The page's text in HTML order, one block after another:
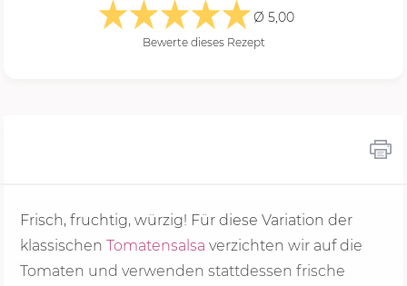
Ø 5,00
Bewerte dieses Rezept
Frisch, fruchtig, würzig! Für diese Variation der
klassischen Tomatensalsa verzichten wir auf die
Tomaten und verwenden stattdessen frische